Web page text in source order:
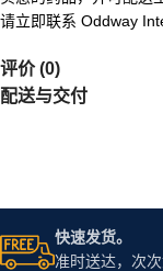
请立即联系 Oddway
评价 (0)
配送与交付
快速发货。
准时送达，次